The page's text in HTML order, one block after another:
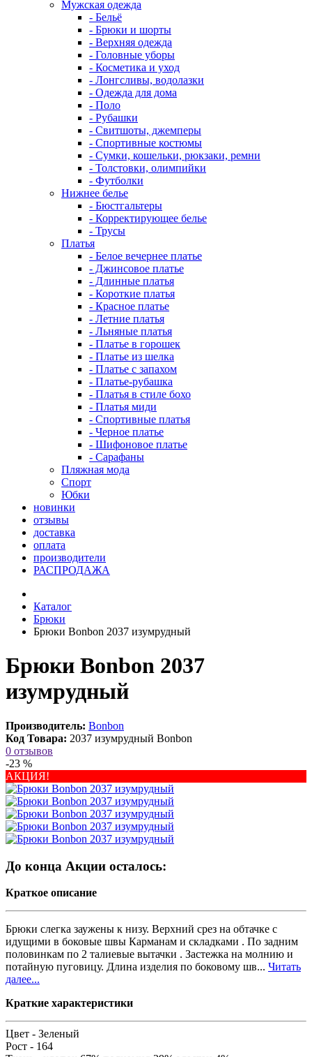
Мужская одежда
- Бельё
- Брюки и шорты
- Верхняя одежда
- Головные уборы
- Косметика и уход
- Лонгсливы, водолазки
- Одежда для дома
- Поло
- Рубашки
- Свитшоты, джемперы
- Спортивные костюмы
- Сумки, кошельки, рюкзаки, ремни
- Толстовки, олимпийки
- Футболки
Нижнее белье
- Бюстгальтеры
- Корректирующее белье
- Трусы
Платья
- Белое вечернее платье
- Джинсовое платье
- Длинные платья
- Короткие платья
- Красное платье
- Летние платья
- Льняные платья
- Платье в горошек
- Платье из шелка
- Платье с запахом
- Платье-рубашка
- Платья в стиле бохо
- Платья миди
- Спортивные платья
- Черное платье
- Шифоновое платье
- Сарафаны
Пляжная мода
Спорт
Юбки
новинки
отзывы
доставка
оплата
производители
РАСПРОДАЖА
Каталог
Брюки
Брюки Bonbon 2037 изумрудный
Брюки Bonbon 2037
изумрудный
Производитель: Bonbon
Код Товара: 2037 изумрудный Bonbon
0 отзывов
-23 %
АКЦИЯ!
До конца Акции осталось:
Краткое описание
Брюки слегка заужены к низу. Верхний срез на обтачке с
идущими в боковые швы Карманам и складками . По задним
половинкам по 2 талиевые вытачки . Застежка на молнию и
потайную пуговицу. Длина изделия по боковому шв... Читать
далее...
Краткие характеристики
Цвет - Зеленый
Рост - 164